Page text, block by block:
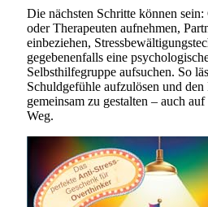
Die nächsten Schritte können
oder Therapeuten aufnehmen,
einbeziehen,
gegebenenfalls eine
Selbsthilfegruppe aufsuchen. So
Schuldgefühle aufzulösen und
gemeinsam zu gestalten – auch
Weg.